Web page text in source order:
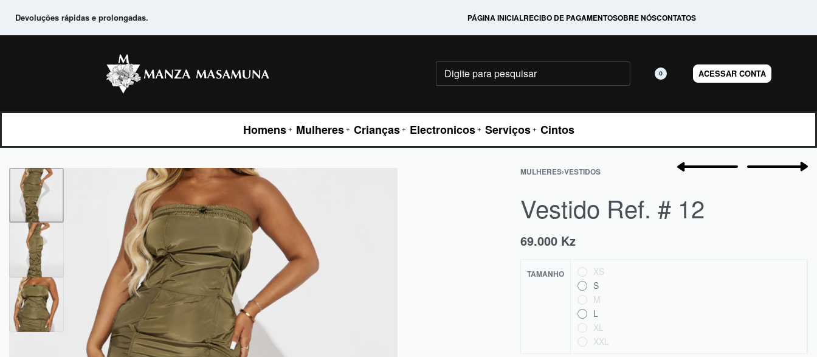
Devoluções rápidas e prolongadas. PÁGINA INICIALRECIBO DE PAGAMENTOSOBRE NÓSCONTATOS
0 ACESSAR CONTA
Homens Mulheres Crianças Electronicos Serviços Cintos
MULHERES›VESTIDOS
Vestido Ref. # 12
69.000 Kz
TAMANHO
XS
S
M
L
XL
XXL